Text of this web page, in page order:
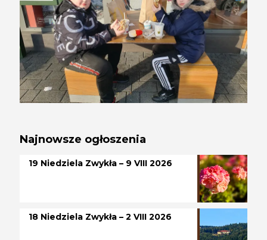
Najnowsze ogłoszenia
19 Niedziela Zwykła – 9 VIII 2026
18 Niedziela Zwykła – 2 VIII 2026